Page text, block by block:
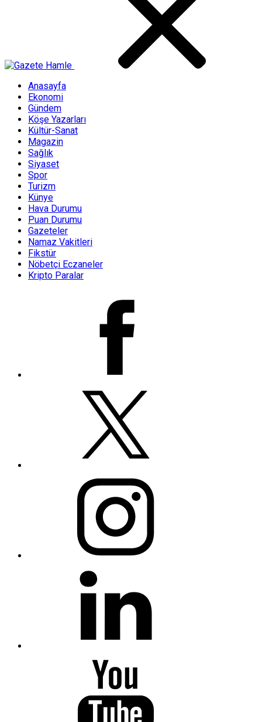
Anasayfa
Ekonomi
Gündem
Köşe Yazarları
Kültür-Sanat
Magazin
Sağlık
Siyaset
Spor
Turizm
Künye
Hava Durumu
Puan Durumu
Gazeteler
Namaz Vakitleri
Fikstür
Nöbetçi Eczaneler
Kripto Paralar